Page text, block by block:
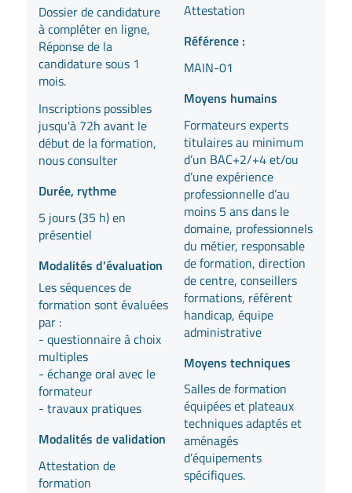
Dossier de candidature
à compléter en ligne,
Réponse de la
candidature sous 1
mois.
Inscriptions possibles
jusqu'à 72h avant le
début de la formation,
nous consulter
Durée, rythme
5 jours (35 h) en
présentiel
Modalités d'évaluation
Les séquences de
formation sont évaluées
par :
- questionnaire à choix
multiples
- échange oral avec le
formateur
- travaux pratiques
Modalités de validation
Attestation de
formation
Attestation
Référence :
MAIN-01
Moyens humains
Formateurs experts
titulaires au minimum
d’un BAC+2/+4 et/ou
d’une expérience
professionnelle d’au
moins 5 ans dans le
domaine, professionnels
du métier, responsable
de formation, direction
de centre, conseillers
formations, référent
handicap, équipe
administrative
Moyens techniques
Salles de formation
équipées et plateaux
techniques adaptés et
aménagés
d’équipements
spécifiques.